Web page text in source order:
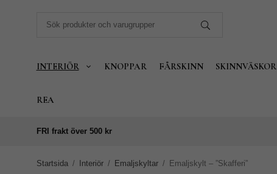
INTERIÖR KNOPPAR FÅRSKINN SKINNVÄSKOR
REA
FRI frakt över 500 kr
Startsida / Interiör / Emaljskyltar / Emaljskylt – ”Skafferi”